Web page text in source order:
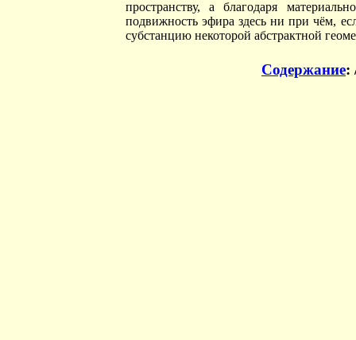
пространству, а благодаря
подвижность эфира здесь ни при чём,
субстанцию некоторой абстрактной
Содержание: